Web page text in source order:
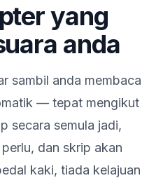
yang
anda
sambil anda membaca
— tepat mengikut
secara semula jadi,
dan skrip akan
kaki, tiada kelajuan